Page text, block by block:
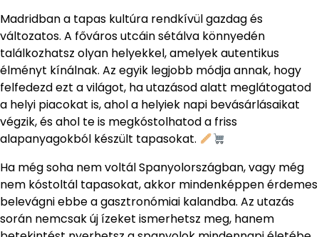
Madridban a tapas kultúra rendkívül gazdag és
változatos. A főváros utcáin sétálva könnyedén
találkozhatsz olyan helyekkel, amelyek autentikus
élményt kínálnak. Az egyik legjobb módja annak, hogy
felfedezd ezt a világot, ha utazásod alatt meglátogatod
a helyi piacokat is, ahol a helyiek napi bevásárlásaikat
végzik, és ahol te is megkóstolhatod a friss
alapanyagokból készült tapasokat.
Ha még soha nem voltál Spanyolországban, vagy még
nem kóstoltál tapasokat, akkor mindenképpen érdemes
belevágni ebbe a gasztronómiai kalandba. Az utazás
során nemcsak új ízeket ismerhetsz meg, hanem